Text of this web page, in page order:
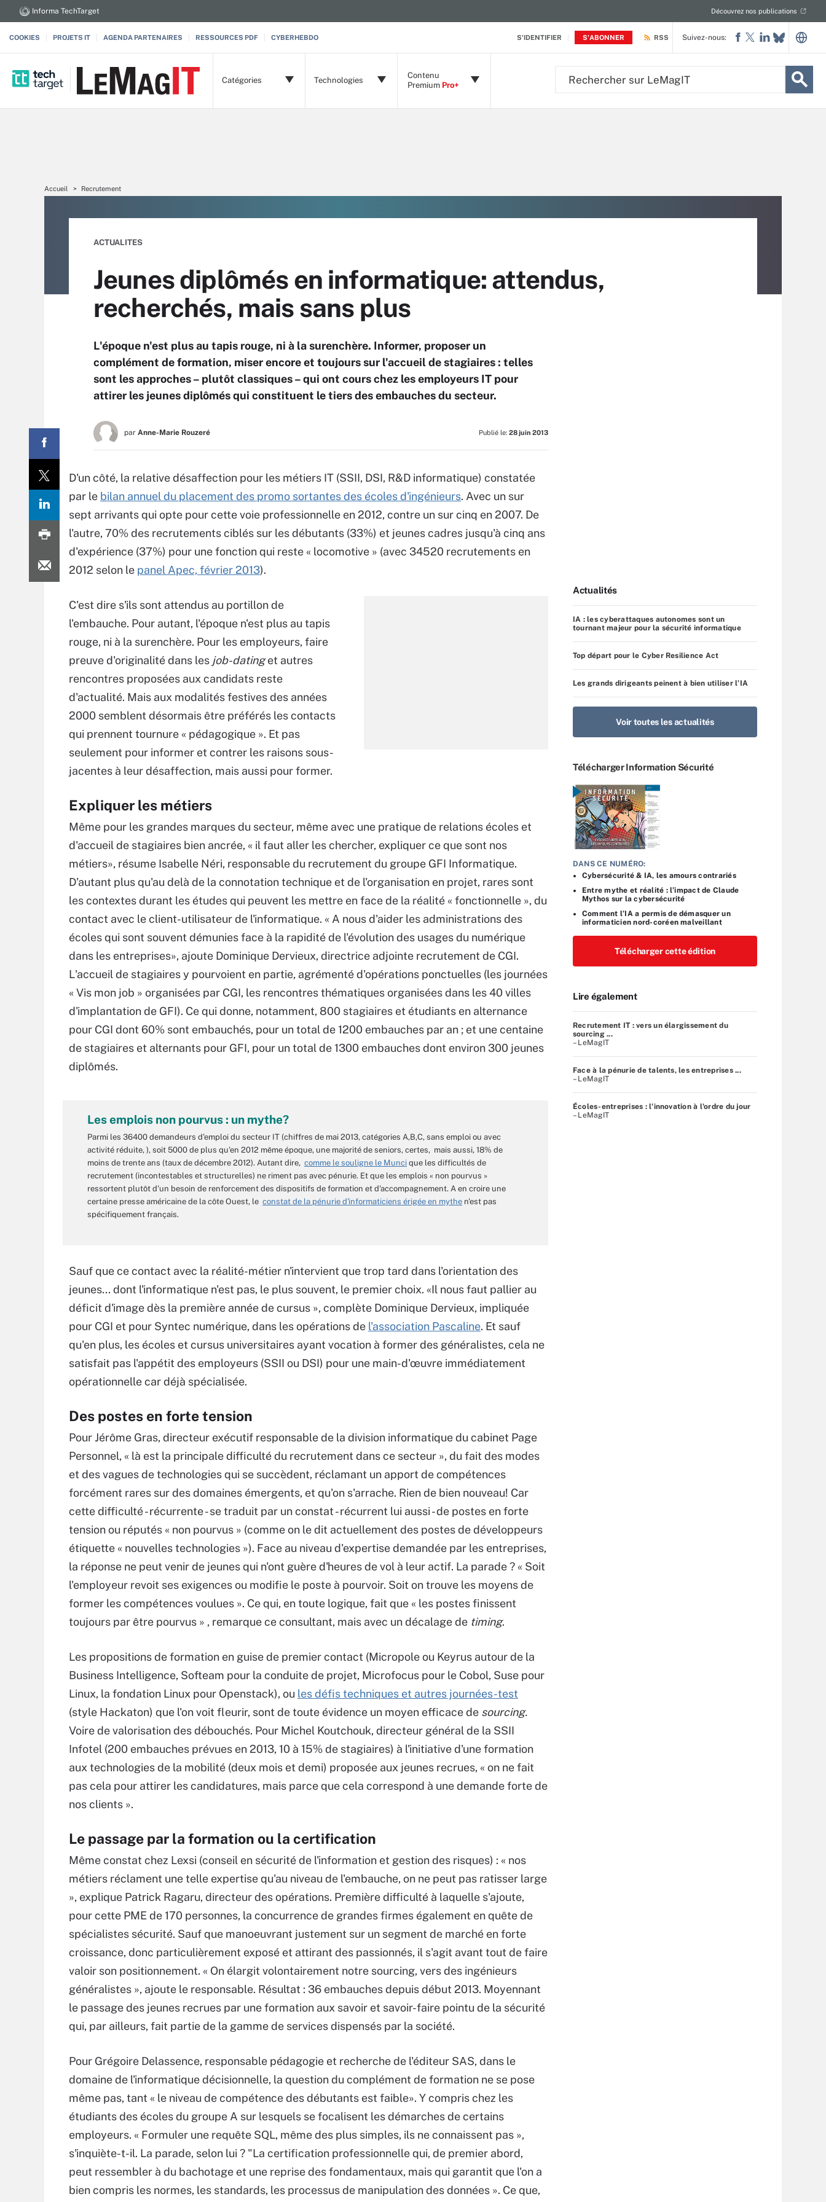
S'IDENTIFIER S'ABONNER
Informa TechTarget Découvrez nos publications
COOKIES PROJETS IT AGENDA PARTENAIRES RESSOURCES PDF CYBERHEBDO RSS
Catégories Technologies
Contenu
Premium Pro+
Suivez-nous:
Accueil Recrutement
ACTUALITES
Jeunes diplômés en informatique: attendus,
recherchés, mais sans plus
L'époque n'est plus au tapis rouge, ni à la surenchère. Informer, proposer un
complément de formation, miser encore et toujours sur l'accueil de stagiaires : telles
sont les approches – plutôt classiques – qui ont cours chez les employeurs IT pour
attirer les jeunes diplômés qui constituent le tiers des embauches du secteur.
par Anne-Marie Rouzeré Publié le: 28 juin 2013
D'un côté, la relative désaffection pour les métiers IT (SSII, DSI, R&D informatique) constatée
par le bilan annuel du placement des promo sortantes des écoles d'ingénieurs. Avec un sur
sept arrivants qui opte pour cette voie professionnelle en 2012, contre un sur cinq en 2007. De
l'autre, 70% des recrutements ciblés sur les débutants (33%) et jeunes cadres jusqu'à cinq ans
d'expérience (37%) pour une fonction qui reste « locomotive » (avec 34520 recrutements en
2012 selon le panel Apec, février 2013).
C'est dire s'ils sont attendus au portillon de
l'embauche. Pour autant, l'époque n'est plus au tapis
rouge, ni à la surenchère. Pour les employeurs, faire
preuve d'originalité dans les job-datinget autres
rencontres proposées aux candidats reste
d'actualité. Mais aux modalités festives des années
2000 semblent désormais être préférés les contacts
qui prennent tournure « pédagogique ». Et pas
seulement pour informer et contrer les raisons sous-
jacentes à leur désaffection, mais aussi pour former.
Expliquer les métiers
Même pour les grandes marques du secteur, même avec une pratique de relations écoles et
d'accueil de stagiaires bien ancrée, « il faut aller les chercher, expliquer ce que sont nos
métiers», résume Isabelle Néri, responsable du recrutement du groupe GFI Informatique.
D'autant plus qu'au delà de la connotation technique et de l'organisation en projet, rares sont
les contextes durant les études qui peuvent les mettre en face de la réalité « fonctionnelle », du
contact avec le client-utilisateur de l'informatique. « A nous d'aider les administrations des
écoles qui sont souvent démunies face à la rapidité de l'évolution des usages du numérique
dans les entreprises», ajoute Dominique Dervieux, directrice adjointe recrutement de CGI.
L'accueil de stagiaires y pourvoient en partie, agrémenté d'opérations ponctuelles (les journées
« Vis mon job » organisées par CGI, les rencontres thématiques organisées dans les 40 villes
d'implantation de GFI). Ce qui donne, notamment, 800 stagiaires et étudiants en alternance
pour CGI dont 60% sont embauchés, pour un total de 1200 embauches par an ; et une centaine
de stagiaires et alternants pour GFI, pour un total de 1300 embauches dont environ 300 jeunes
diplômés.
Les emplois non pourvus : un mythe?
Parmi les 36400 demandeurs d'emploi du secteur IT (chiffres de mai 2013, catégories A,B,C, sans emploi ou avec
activité réduite, ), soit 5000 de plus qu'en 2012 même époque, une majorité de seniors, certes, mais aussi, 18% de
moins de trente ans (taux de décembre 2012). Autant dire, comme le souligne le Munci que les difficultés de
recrutement (incontestables et structurelles) ne riment pas avec pénurie. Et que les emplois « non pourvus »
ressortent plutôt d'un besoin de renforcement des dispositifs de formation et d'accompagnement. A en croire une
certaine presse américaine de la côte Ouest, le constat de la pénurie d'informaticiens érigée en mythe n'est pas
spécifiquement français.
Sauf que ce contact avec la réalité-métier n'intervient que trop tard dans l'orientation des
jeunes... dont l'informatique n'est pas, le plus souvent, le premier choix. «Il nous faut pallier au
déficit d'image dès la première année de cursus », complète Dominique Dervieux, impliquée
pour CGI et pour Syntec numérique, dans les opérations de l'association Pascaline. Et sauf
qu'en plus, les écoles et cursus universitaires ayant vocation à former des généralistes, cela ne
satisfait pas l'appétit des employeurs (SSII ou DSI) pour une main-d'œuvre immédiatement
opérationnelle car déjà spécialisée.
Des postes en forte tension
Pour Jérôme Gras, directeur exécutif responsable de la division informatique du cabinet Page
Personnel, « là est la principale difficulté du recrutement dans ce secteur », du fait des modes
et des vagues de technologies qui se succèdent, réclamant un apport de compétences
forcément rares sur des domaines émergents, et qu'on s'arrache. Rien de bien nouveau! Car
cette difficulté - récurrente - se traduit par un constat - récurrent lui aussi - de postes en forte
tension ou réputés « non pourvus » (comme on le dit actuellement des postes de développeurs
étiquette « nouvelles technologies »). Face au niveau d'expertise demandée par les entreprises,
la réponse ne peut venir de jeunes qui n'ont guère d'heures de vol à leur actif. La parade ? « Soit
l'employeur revoit ses exigences ou modifie le poste à pourvoir. Soit on trouve les moyens de
former les compétences voulues ». Ce qui, en toute logique, fait que « les postes finissent
toujours par être pourvus » , remarque ce consultant, mais avec un décalage de timing.
Les propositions de formation en guise de premier contact (Micropole ou Keyrus autour de la
Business Intelligence, Softeam pour la conduite de projet, Microfocus pour le Cobol, Suse pour
Linux, la fondation Linux pour Openstack), ou les défis techniques et autres journées-test
(style Hackaton) que l'on voit fleurir, sont de toute évidence un moyen efficace de sourcing.
Voire de valorisation des débouchés. Pour Michel Koutchouk, directeur général de la SSII
Infotel (200 embauches prévues en 2013, 10 à 15% de stagiaires) à l'initiative d'une formation
aux technologies de la mobilité (deux mois et demi) proposée aux jeunes recrues, « on ne fait
pas cela pour attirer les candidatures, mais parce que cela correspond à une demande forte de
nos clients ».
Le passage par la formation ou la certification
Même constat chez Lexsi (conseil en sécurité de l'information et gestion des risques) : « nos
métiers réclament une telle expertise qu'au niveau de l'embauche, on ne peut pas ratisser large
», explique Patrick Ragaru, directeur des opérations. Première difficulté à laquelle s'ajoute,
pour cette PME de 170 personnes, la concurrence de grandes firmes également en quête de
spécialistes sécurité. Sauf que manoeuvrant justement sur un segment de marché en forte
croissance, donc particulièrement exposé et attirant des passionnés, il s'agit avant tout de faire
valoir son positionnement. « On élargit volontairement notre sourcing, vers des ingénieurs
généralistes », ajoute le responsable. Résultat : 36 embauches depuis début 2013. Moyennant
le passage des jeunes recrues par une formation aux savoir et savoir-faire pointu de la sécurité
qui, par ailleurs, fait partie de la gamme de services dispensés par la société.
Pour Grégoire Delassence, responsable pédagogie et recherche de l'éditeur SAS, dans le
domaine de l'informatique décisionnelle, la question du complément de formation ne se pose
même pas, tant « le niveau de compétence des débutants est faible». Y compris chez les
étudiants des écoles du groupe A sur lesquels se focalisent les démarches de certains
employeurs. « Formuler une requête SQL, même des plus simples, ils ne connaissent pas »,
s'inquiète-t-il. La parade, selon lui ? "La certification professionnelle qui, de premier abord,
peut ressembler à du bachotage et une reprise des fondamentaux, mais qui garantit que l'on a
bien compris les normes, les standards, les processus de manipulation des données ». Ce que,
Actualités
IA : les cyberattaques autonomes sont un
tournant majeur pour la sécurité informatique
Top départ pour le Cyber Resilience Act
Les grands dirigeants peinent à bien utiliser l’IA
Voir toutes les actualités
Télécharger Information Sécurité
DANS CE NUMÉRO:
Cybersécurité & IA, les amours contrariés
Entre mythe et réalité : l’impact de Claude
Mythos sur la cybersécurité
Comment l’IA a permis de démasquer un
informaticien nord-coréen malveillant
Télécharger cette édition
Lire également
Recrutement IT : vers un élargissement du
sourcing ...
– LeMagIT
Face à la pénurie de talents, les entreprises ...
– LeMagIT
Écoles-entreprises : l'innovation à l'ordre du jour
– LeMagIT